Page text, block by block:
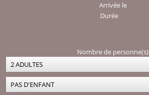
Arrivée le
Durée
Nombre de personne(s)